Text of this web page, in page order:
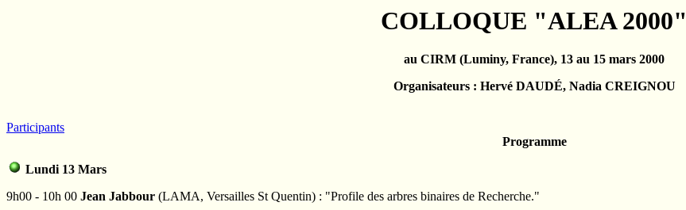
COLLOQUE "ALEA 2000"
au CIRM (Luminy, France), 13 au 15 mars 2000
Organisateurs : Hervé DAUDÉ, Nadia CREIGNOU
Participants
Programme
Lundi 13 Mars
9h00 - 10h 00 Jean Jabbour (LAMA, Versailles St Quentin) : "Profile des arbres binaires de Recherche."